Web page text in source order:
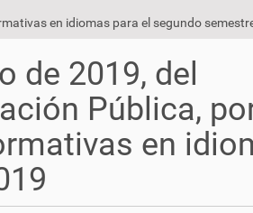
de 2019, del
Pública,
en